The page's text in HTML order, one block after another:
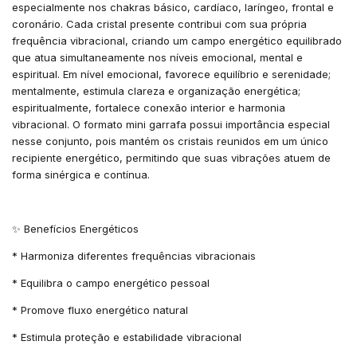
especialmente nos chakras básico, cardíaco, laríngeo, frontal e
coronário. Cada cristal presente contribui com sua própria
frequência vibracional, criando um campo energético equilibrado
que atua simultaneamente nos níveis emocional, mental e
espiritual. Em nível emocional, favorece equilíbrio e serenidade;
mentalmente, estimula clareza e organização energética;
espiritualmente, fortalece conexão interior e harmonia
vibracional. O formato mini garrafa possui importância especial
nesse conjunto, pois mantém os cristais reunidos em um único
recipiente energético, permitindo que suas vibrações atuem de
forma sinérgica e contínua.
✨ Benefícios Energéticos
* Harmoniza diferentes frequências vibracionais
* Equilibra o campo energético pessoal
* Promove fluxo energético natural
* Estimula proteção e estabilidade vibracional